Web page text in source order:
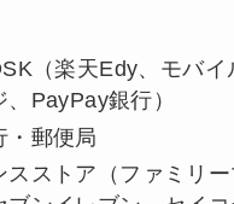
（楽天Edy、モバイ
PayPay銀行）
・郵便局
スストア（ファミリー